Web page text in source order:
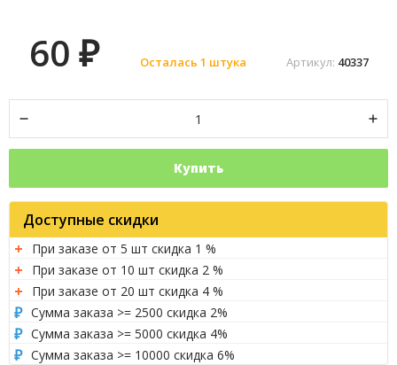
Артикул: 40337
Осталась 1 штука
60 ₽
Купить
Доступные скидки
При заказе от 5 шт скидка 1 %
При заказе от 10 шт скидка 2 %
При заказе от 20 шт скидка 4 %
Сумма заказа >= 2500 скидка 2%
Сумма заказа >= 5000 скидка 4%
Сумма заказа >= 10000 скидка 6%